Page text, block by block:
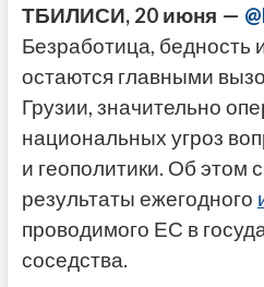
ТБИЛИСИ, 20 июня —
Безработица, бедность
остаются главными
Грузии, значительно
национальных угроз
и геополитики. Об этом
результаты ежегодного
проводимого ЕС в
соседства.